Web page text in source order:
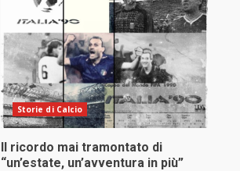
Storie di Calcio
Il ricordo mai tramontato di
“un’estate, un’avventura in più”